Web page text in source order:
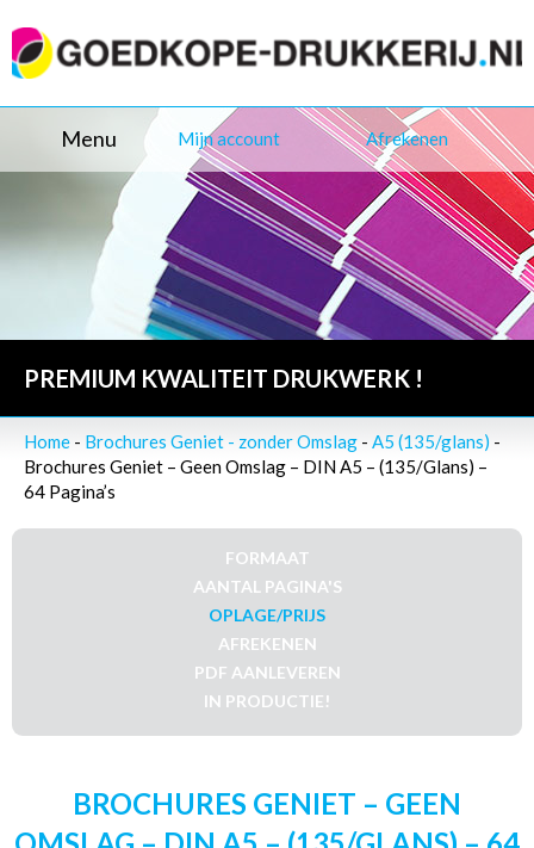
Menu Mijn account Afrekenen
PREMIUM KWALITEIT DRUKWERK !
Home - Brochures Geniet - zonder Omslag - A5 (135/glans) -
Brochures Geniet – Geen Omslag – DIN A5 – (135/Glans) –
64 Pagina’s
FORMAAT
AANTAL PAGINA'S
OPLAGE/PRIJS
AFREKENEN
PDF AANLEVEREN
IN PRODUCTIE!
BROCHURES GENIET – GEEN